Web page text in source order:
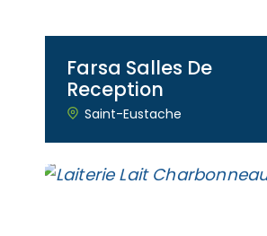
Farsa Salles De
Reception
Saint-Eustache